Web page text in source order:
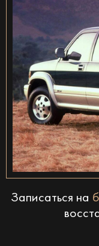
Записаться на